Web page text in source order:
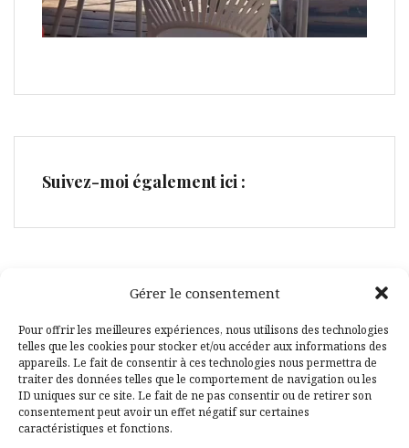
Gérer le consentement
Pour offrir les meilleures expériences, nous utilisons des technologies
telles que les cookies pour stocker et/ou accéder aux informations des
appareils. Le fait de consentir à ces technologies nous permettra de
traiter des données telles que le comportement de navigation ou les
ID uniques sur ce site. Le fait de ne pas consentir ou de retirer son
consentement peut avoir un effet négatif sur certaines
caractéristiques et fonctions.
Suivez-moi également ici :
Facebook
Pinterest